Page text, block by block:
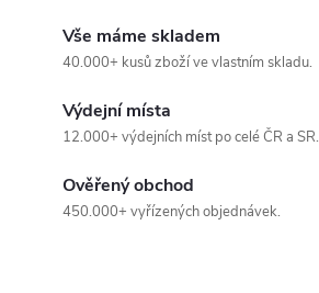
Vše máme skladem
40.000+ kusů zboží ve vlastním skladu.
Výdejní místa
12.000+ výdejních míst po celé ČR a SR.
Ověřený obchod
450.000+ vyřízených objednávek.